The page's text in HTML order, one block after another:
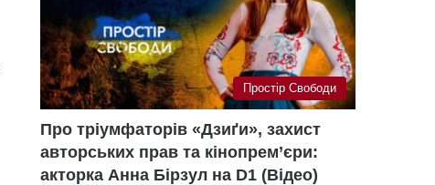
Простір Свободи
Про тріумфаторів «Дзиґи», захист
авторських прав та кінопрем’єри:
акторка Анна Бірзул на D1 (Відео)